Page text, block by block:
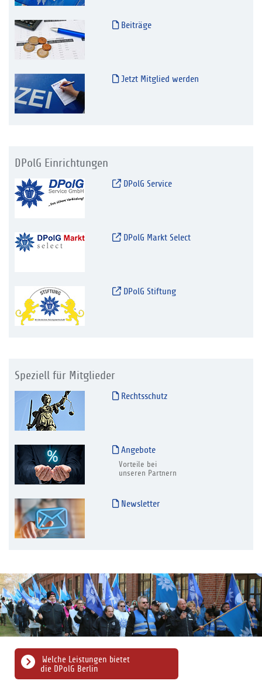
Beiträge
Jetzt Mitglied werden
DPolG Einrichtungen
DPolG Service
DPolG Markt Select
DPolG Stiftung
Speziell für Mitglieder
Rechtsschutz
Angebote
Vorteile bei
unseren Partnern
Newsletter
Welche Leistungen bietet
die DPolG Berlin